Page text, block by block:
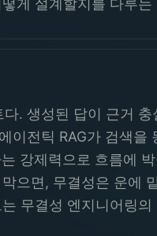
게 설계할지를 다루는
. 생성된 답이 근거
전틱 RAG가 검색을
강제력으로 흐름에
으면, 무결성은 운에
무결성 엔지니어링의